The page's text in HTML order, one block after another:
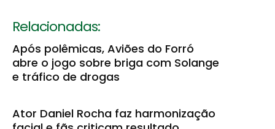
Relacionadas:
Após polêmicas, Aviões do Forró
abre o jogo sobre briga com Solange
e tráfico de drogas
Ator Daniel Rocha faz harmonização